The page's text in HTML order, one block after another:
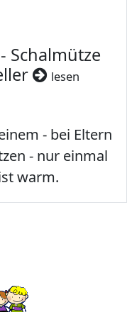
Schalmütze
lesen
- bei Eltern
- nur einmal
warm.